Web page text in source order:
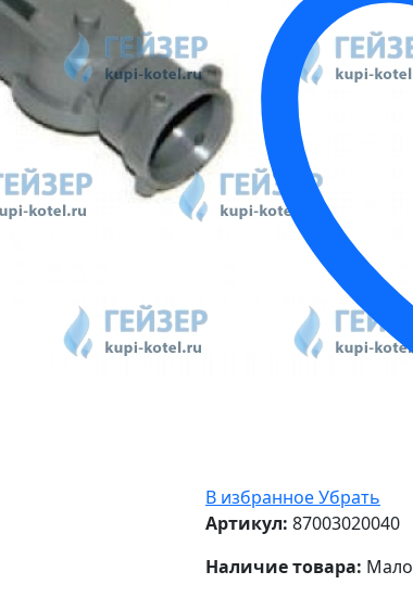
В избранноеУбрать
Артикул: 87003020040
Наличие товара: Мало